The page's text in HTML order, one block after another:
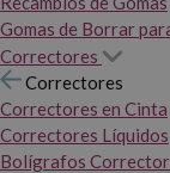
Gomas de Borrar
Correctores
Correctores
Correctores en Cinta
Correctores Líquidos
Bolígrafos